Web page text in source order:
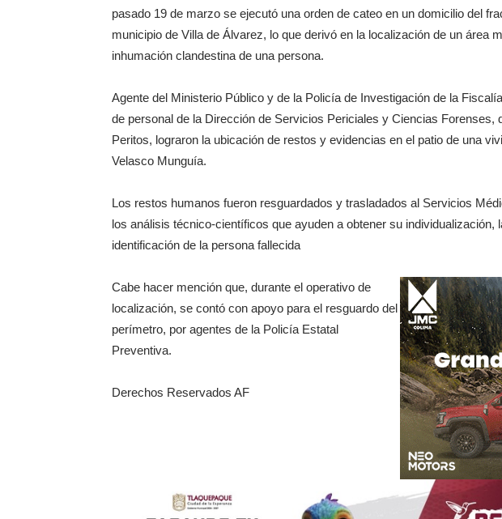
pasado 19 de marzo se ejecutó una orden de cateo en un domicilio del
municipio de Villa de Álvarez, lo que derivó en la localización de un área
inhumación clandestina de una persona.
Agente del Ministerio Público y de la Policía de Investigación de la
de personal de la Dirección de Servicios Periciales y Ciencias Forenses,
Peritos, lograron la ubicación de restos y evidencias en el patio de una
Velasco Munguía.
Los restos humanos fueron resguardados y trasladados al Servicios
los análisis técnico-científicos que ayuden a obtener su individualización,
identificación de la persona fallecida
Cabe hacer mención que, durante el operativo de
localización, se contó con apoyo para el resguardo del
perímetro, por agentes de la Policía Estatal
Preventiva.
Derechos Reservados AF